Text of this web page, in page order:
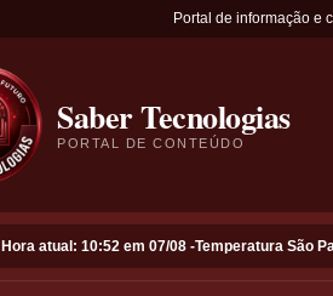
Portal de informação e
Saber Tecnologias
PORTAL DE CONTEÚDO
Hora atual: 10:52 em 07/08 -Temperatura São